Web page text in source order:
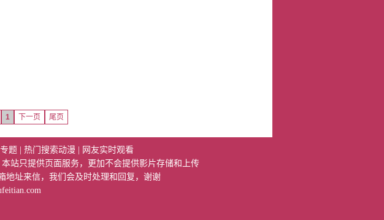
1 下一页 尾页
题 热门搜索动漫
网友实时观看
站只提供页面服务，更加不会提供影片存储和上传
地址来信，我们会及时处理和回复，谢谢